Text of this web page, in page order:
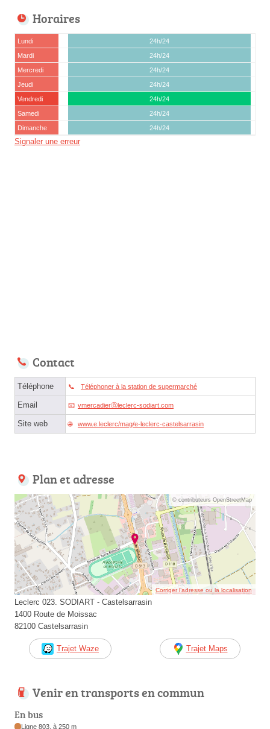
Horaires
Lundi
24h/24
Mardi
24h/24
Mercredi
24h/24
Jeudi
24h/24
Vendredi
24h/24
Samedi
24h/24
Dimanche
24h/24
Signaler une erreur
Contact
Téléphone Téléphoner à la station de supermarché
Email vmercadierⓐleclerc-sodiart.com
Site web www.e.leclerc/mag/e-leclerc-castelsarrasin
Plan et adresse
© contributeurs OpenStreetMap
Corriger l’adresse ou la localisation
Leclerc 023. SODIART - Castelsarrasin
1400 Route de Moissac
82100 Castelsarrasin
Trajet Waze Trajet Maps
Venir en transports en commun
En bus
Ligne 803, à 250 m